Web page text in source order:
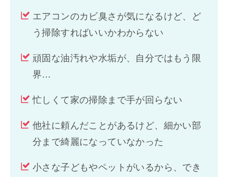
エアコンのカビ臭さが気になるけど、ど
う掃除すればいいかわからない
頑固な油汚れや水垢が、自分ではもう限
界…
忙しくて家の掃除まで手が回らない
他社に頼んだことがあるけど、細かい部
分まで綺麗になっていなかった
小さな子どもやペットがいるから、でき